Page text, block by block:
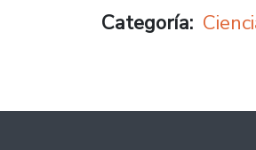
Categoría